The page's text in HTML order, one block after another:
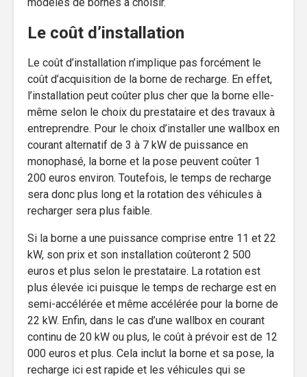
Le coût d’installation
Le coût d’installation n’implique pas forcément le
coût d’acquisition de la borne de recharge. En effet,
l’installation peut coûter plus cher que la borne elle-
même selon le choix du prestataire et des travaux à
entreprendre. Pour le choix d’installer une wallbox en
courant alternatif de 3 à 7 kW de puissance en
monophasé, la borne et la pose peuvent coûter 1
200 euros environ. Toutefois, le temps de recharge
sera donc plus long et la rotation des véhicules à
recharger sera plus faible.
Si la borne a une puissance comprise entre 11 et 22
kW, son prix et son installation coûteront 2 500
euros et plus selon le prestataire. La rotation est
plus élevée ici puisque le temps de recharge est en
semi-accélérée et même accélérée pour la borne de
22 kW. Enfin, dans le cas d’une wallbox en courant
continu de 20 kW ou plus, le coût à prévoir est de 12
000 euros et plus. Cela inclut la borne et sa pose, la
recharge ici est rapide et les véhicules qui se